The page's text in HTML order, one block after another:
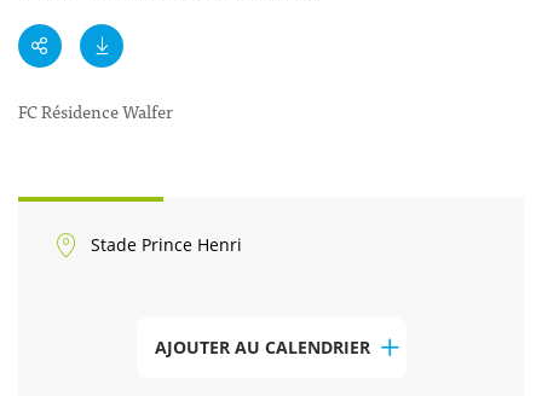
FC Résidence Walfer
Stade Prince Henri
AJOUTER AU CALENDRIER